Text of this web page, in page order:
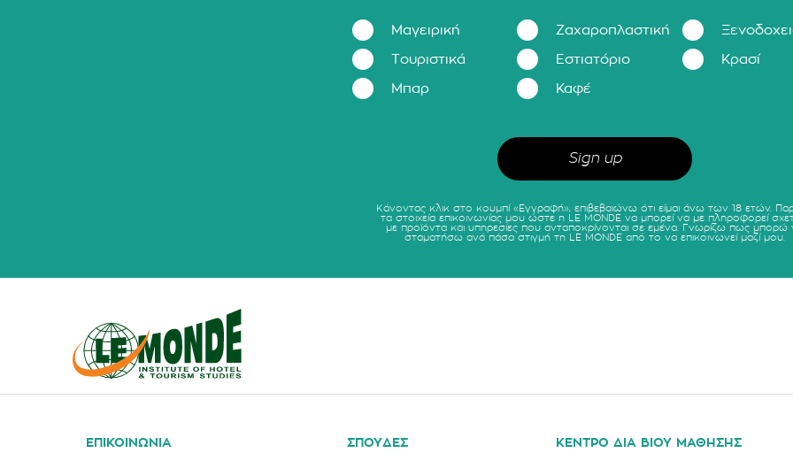
Μαγειρική Ζαχαροπλαστική
Τουριστικά Εστιατόριο Κρασί
Μπαρ Καφέ
Κάνοντας κλικ στο κουμπί «Εγγραφή», επιβεβαιώνω ότι είμαι άνω των 18 ετών.
τα στοιχεία επικοινωνίας μου ώστε η LE MONDE να μπορεί να με πληροφορεί
με προϊόντα και υπηρεσίες που ανταποκρίνονται σε εμένα. Γνωρίζω πως μπορώ
σταματήσω ανά πάσα στιγμή τη LE MONDE από το να επικοινωνεί μαζί μου.
ΕΠΙΚΟΙΝΩΝΙΑ ΣΠΟΥΔΕΣ ΚΕΝΤΡΟ ΔΙΑ ΒΙΟΥ ΜΑΘΗΣΗΣ